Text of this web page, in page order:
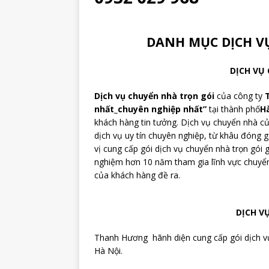
DANH MỤC DỊCH
DỊCH VỤ
Dịch vụ chuyển nhà trọn gói của công ty
nhất_chuyên nghiệp nhất”tại thành phố
khách hàng tin tưởng. Dịch vụ chuyển nhà
dịch vụ uy tín chuyên nghiệp, từ khâu đóng
vị cung cấp gói dịch vụ chuyển nhà trọn gói
nghiệm hơn 10 năm tham gia lĩnh vực
của khách hàng đề ra.
DỊCH
Thanh Hương hãnh diện cung cấp gói dịch
Hà Nội.